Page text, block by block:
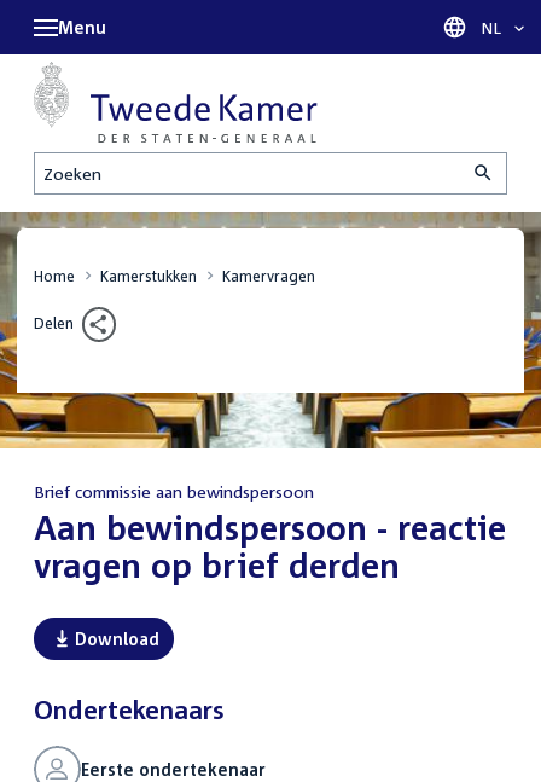
Zoeken
Menu Taal
NL
Home Kamerstukken Kamervragen
Delen
Brief commissie aan bewindspersoon
Aan bewindspersoon - reactie
vragen op brief derden
Download
Ondertekenaars
Eerste ondertekenaar